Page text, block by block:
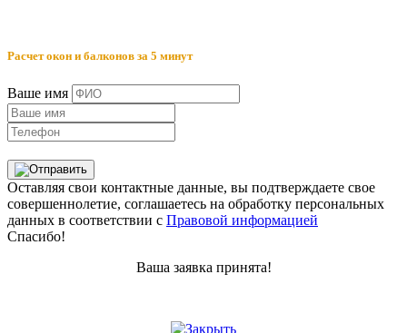
Расчет окон и балконов за 5 минут
Ваше имя
Оставляя свои контактные данные, вы подтверждаете свое
совершеннолетие, соглашаетесь на обработку персональных
данных в соответствии с Правовой информацией
Спасибо!
Ваша заявка принята!